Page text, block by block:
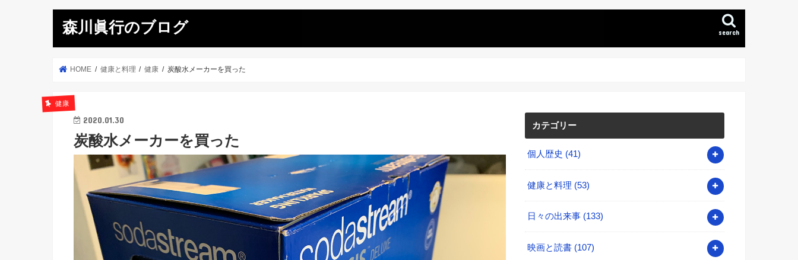
森川眞行のブログ search
HOME 健康と料理 健康 炭酸水メーカーを買った
健康
2020.01.30
炭酸水メーカーを買った
カテゴリー
個人歴史 (41)
健康と料理 (53)
日々の出来事 (133)
映画と読書 (107)